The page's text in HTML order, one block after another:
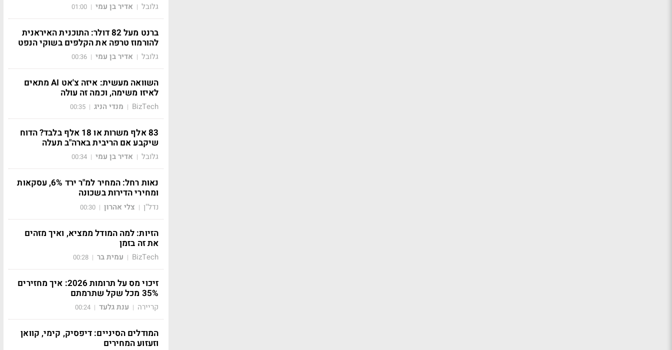
גלובל | אדיר בן עמי |
01:00
ברנט מעל 82 דולר: התוכנית האיראנית
להורמוז טרפה את הקלפים בשוקי הנפט
גלובל | אדיר בן עמי |
00:36
השוואה מעשית: איזה צ'אט AI מתאים
לאיזו משימה, וכמה זה עולה
BizTech
| מנדי הניג |
00:35
83 אלף משרות או 18 אלף בלבד? הדוח
שיקבע אם הריבית בארה"ב תעלה
גלובל | אדיר בן עמי |
00:34
נאות רחל: המחיר למ"ר ירד 6%, עסקאות
ומחירי הדירות בשכונה
נדל"ן | צלי אהרון |
00:30
הזיות: למה המודל ממציא, ואיך מזהים
את זה בזמן
BizTech
| עמית בר |
00:28
זיכוי מס על תרומות 2026: איך מחזירים
35% מכל שקל שתרמתם
קריירה | ענת גלעד |
00:24
המודלים הסיניים: דיפסיק, קימי, קוואן
וזעזוע המחירים